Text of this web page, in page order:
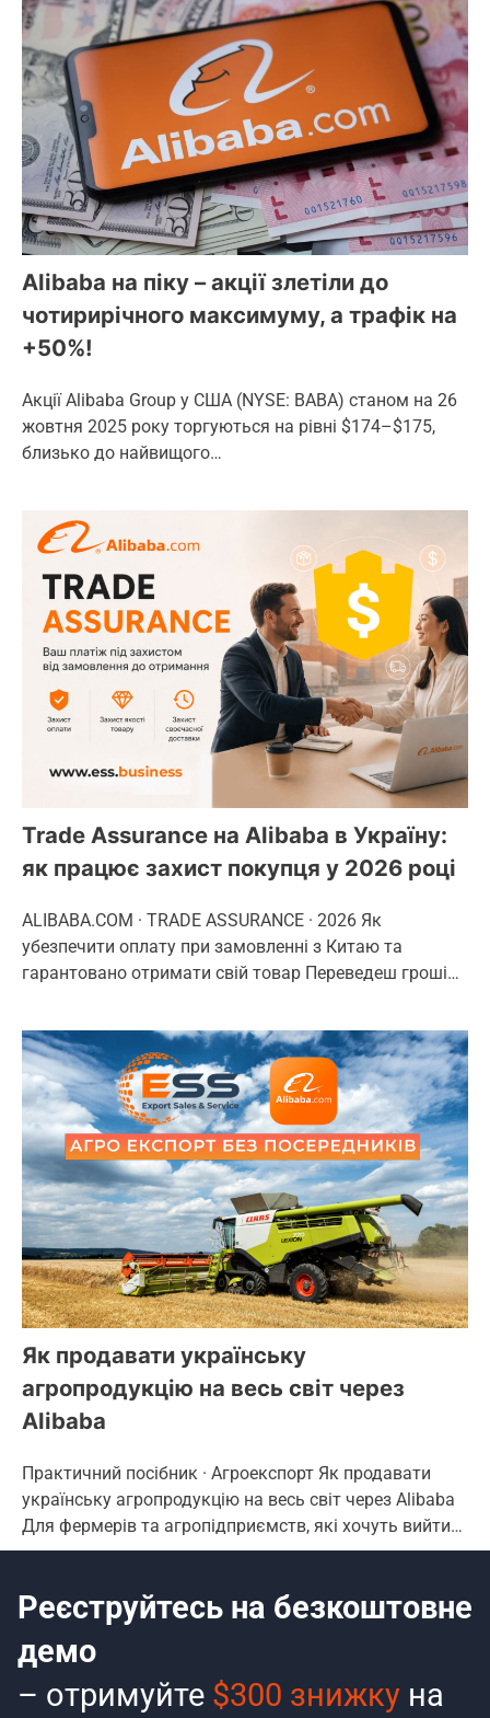
Alibaba на піку – акції злетіли до
чотирирічного максимуму, а трафік на
+50%!
Акції Alibaba Group у США (NYSE: BABA) станом на 26
жовтня 2025 року торгуються на рівні $174–$175,
близько до найвищого…
Trade Assurance на Alibaba в Україну:
як працює захист покупця у 2026 році
ALIBABA.COM · TRADE ASSURANCE · 2026 Як
убезпечити оплату при замовленні з Китаю та
гарантовано отримати свій товар Переведеш гроші…
Як продавати українську
агропродукцію на весь світ через
Alibaba
Практичний посібник · Агроекспорт Як продавати
українську агропродукцію на весь світ через Alibaba
Для фермерів та агропідприємств, які хочуть вийти…
Реєструйтесь на безкоштовне
демо
– отримуйте $300 знижку на